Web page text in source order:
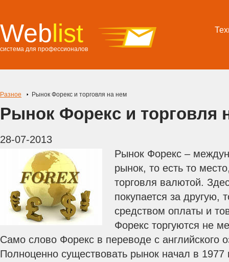
Weblist
система для профессионалов
Разное Рынок Форекс и торговля на нем
Рынок Форекс и торговля
28-07-2013
Рынок Форекс –
рынок, то есть то
торговля валютой.
покупается за другую,
средством оплаты и
Форекс торгуются не
Само слово Форекс в переводе с английского
Полноценно существовать рынок начал в 1977